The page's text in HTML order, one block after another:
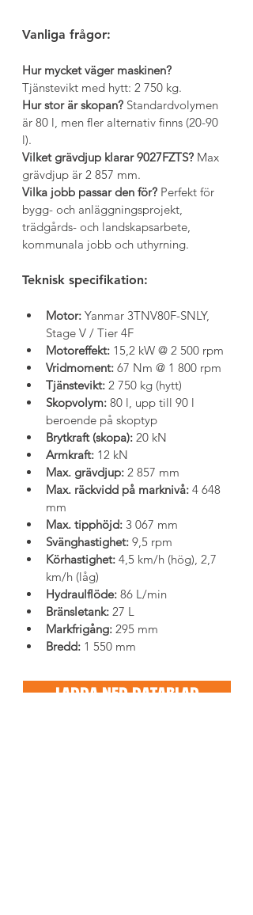
Vanliga frågor:
Hur mycket väger maskinen?
Tjänstevikt med hytt: 2 750 kg.
Hur stor är skopan? Standardvolymen
är 80 l, men fler alternativ finns (20-90
l).
Vilket grävdjup klarar 9027FZTS? Max
grävdjup är 2 857 mm.
Vilka jobb passar den för? Perfekt för
bygg- och anläggningsprojekt,
trädgårds- och landskapsarbete,
kommunala jobb och uthyrning.
Teknisk specifikation:
Motor: Yanmar 3TNV80F-SNLY,
Stage V / Tier 4F
Motoreffekt: 15,2 kW @ 2 500 rpm
Vridmoment: 67 Nm @ 1 800 rpm
Tjänstevikt: 2 750 kg (hytt)
Skopvolym: 80 l, upp till 90 l
beroende på skoptyp
Brytkraft (skopa): 20 kN
Armkraft: 12 kN
Max. grävdjup: 2 857 mm
Max. räckvidd på marknivå: 4 648
mm
Max. tipphöjd: 3 067 mm
Svänghastighet: 9,5 rpm
Körhastighet: 4,5 km/h (hög), 2,7
km/h (låg)
Hydraulflöde: 86 L/min
Bränsletank: 27 L
Markfrigång: 295 mm
Bredd: 1 550 mm
LADDA NED DATABLAD